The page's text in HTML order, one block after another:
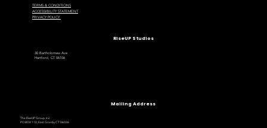
TERMS & CONDITIONS
ACCESSIBILITY STATEMENT
PRIVACY POLICY
RiseUP Studios
30 Bartholomew Ave
Hartford, CT 06106
Mailing Address
The RiseUP Group, Inc.
PO BOX 110, East Granby CT 06026